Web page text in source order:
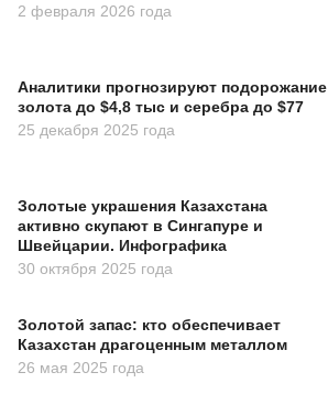
2 февраля 2026 года
Аналитики прогнозируют подорожание
золота до $4,8 тыс и серебра до $77
25 декабря 2025 года
Золотые украшения Казахстана
активно скупают в Сингапуре и
Швейцарии. Инфографика
30 октября 2025 года
Золотой запас: кто обеспечивает
Казахстан драгоценным металлом
26 мая 2025 года